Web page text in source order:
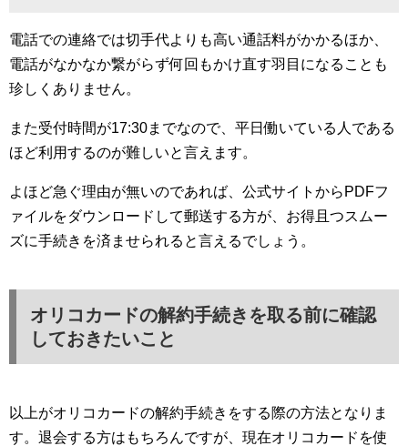
電話での連絡では切手代よりも高い通話料がかかるほか、
電話がなかなか繋がらず何回もかけ直す羽目になることも
珍しくありません。
また受付時間が17:30までなので、平日働いている人である
ほど利用するのが難しいと言えます。
よほど急ぐ理由が無いのであれば、公式サイトからPDFフ
ァイルをダウンロードして郵送する方が、お得且つスムー
ズに手続きを済ませられると言えるでしょう。
オリコカードの解約手続きを取る前に確認
しておきたいこと
以上がオリコカードの解約手続きをする際の方法となりま
す。退会する方はもちろんですが、現在オリコカードを使